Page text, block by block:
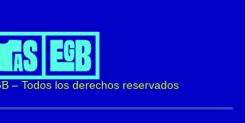
– Todos los derechos reservados